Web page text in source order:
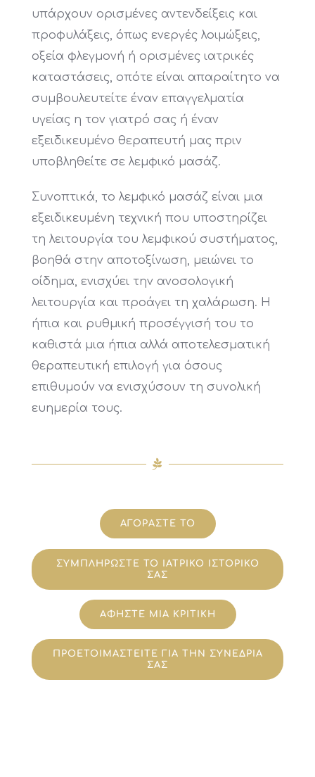
υπάρχουν ορισμένες αντενδείξεις και
προφυλάξεις, όπως ενεργές λοιμώξεις,
οξεία φλεγμονή ή ορισμένες ιατρικές
καταστάσεις, οπότε είναι απαραίτητο να
συμβουλευτείτε έναν επαγγελματία
υγείας η τον γιατρό σας ή έναν
εξειδικευμένο θεραπευτή μας πριν
υποβληθείτε σε λεμφικό μασάζ.
Συνοπτικά, το λεμφικό μασάζ είναι μια
εξειδικευμένη τεχνική που υποστηρίζει
τη λειτουργία του λεμφικού συστήματος,
βοηθά στην αποτοξίνωση, μειώνει το
οίδημα, ενισχύει την ανοσολογική
λειτουργία και προάγει τη χαλάρωση. Η
ήπια και ρυθμική προσέγγισή του το
καθιστά μια ήπια αλλά αποτελεσματική
θεραπευτική επιλογή για όσους
επιθυμούν να ενισχύσουν τη συνολική
ευημερία τους.
ΑΓΟΡΑΣΤΕ ΤΟ
ΣΥΜΠΛΗΡΩΣΤΕ ΤΟ ΙΑΤΡΙΚΟ ΙΣΤΟΡΙΚΟ
ΣΑΣ
ΑΦΗΣΤΕ ΜΙΑ ΚΡΙΤΙΚΗ
ΠΡΟΕΤΟΙΜΑΣΤΕΙΤΕ ΓΙΑ ΤΗΝ ΣΥΝΕΔΡΙΑ
ΣΑΣ